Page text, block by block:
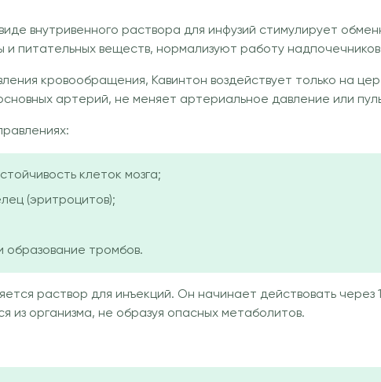
внутривенного раствора для инфузий стимулирует
и питательных веществ, нормализуют работу
кровообращения, Кавинтон воздействует только на
артерий, не меняет артериальное давление или
клеток мозга;
(эритроцитов);
тромбов.
раствор для инъекций. Он начинает действовать через
из организма, не образуя опасных метаболитов.